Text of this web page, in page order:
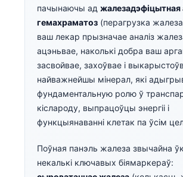
пачынаючы ад жалезадэфіцытная
гемахраматоз (перагрузка
ваш лекар прызначае аналіз
ацэньвае, наколькі добра ваш
засвойвае, захоўвае і
найважнейшы мінерал, які
фундаментальную ролю ў
кіслароду, выпрацоўцы энергіі і
функцыянаванні клетак па ўсім
Поўная панэль жалеза звычайна
некалькі ключавых біямаркераў: